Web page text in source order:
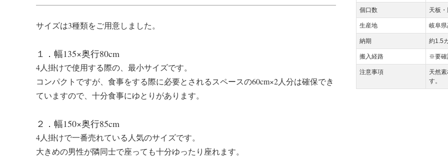
サイズは3種類をご用意しました。
１．幅135×奥行80cm
4人掛けで使用する際の、最小サイズです。
コンパクトですが、食事をする際に必要とされるスペースの60cm×2人分は確保でき
ていますので、十分食事にゆとりがあります。
２．幅150×奥行85cm
4人掛けで一番売れている人気のサイズです。
大きめの男性が隣同士で座っても十分ゆったり座れます。
個口数 天板
生産地 岐阜
納期 約1.5
搬入経路 ※要確
注意事項
天然
す。